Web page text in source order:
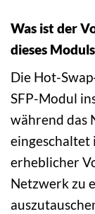
Was ist der
dieses
Die Hot-
SFP-Modul
während das
eingeschaltet
erheblicher
Netzwerk zu